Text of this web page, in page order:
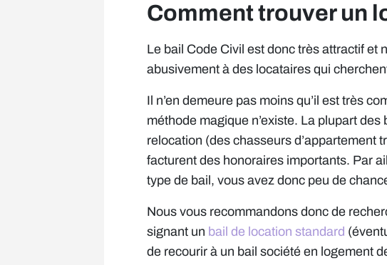
Comment trouver un
Le bail Code Civil est donc très attractif et
abusivement à des locataires qui
Il n’en demeure pas moins qu’il est très
méthode magique n’existe. La plupart
relocation (des chasseurs d’appartement
facturent des honoraires importants. Par
type de bail, vous avez donc peu de
Nous vous recommandons donc de
signant un bail de location standard
de recourir à un bail société en logement